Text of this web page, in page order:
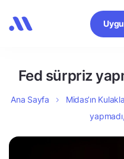
Fed sürpriz
Ana Sayfa Midas’ın